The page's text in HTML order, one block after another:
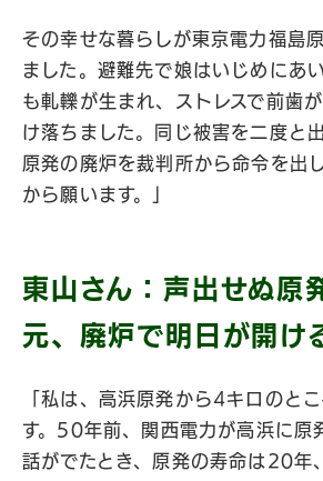
その幸せな暮らしが東京電力福島
ました。避難先で娘はいじめにあ
も軋轢が生まれ、ストレスで前歯
け落ちました。同じ被害を二度と
原発の廃炉を裁判所から命令を出
から願います。」
東山さん：声出せぬ原
元、廃炉で明日が開け
「私は、高浜原発から4キロのと
す。50年前、関西電力が高浜に原
話がでたとき、原発の寿命は20年